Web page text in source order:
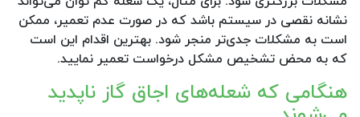
نشانه نقصی در سیستم باشد که در صورت عدم تعمیر، ممکن
است به مشکلات جدی‌تر منجر شود. بهترین اقدام این است
که به محض تشخیص مشکل درخواست تعمیر نمایید.
هنگامی که شعله‌های اجاق گاز ناپدید